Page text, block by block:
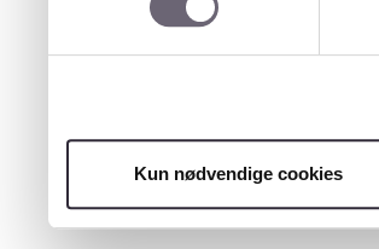
Kun nødvendige cookies